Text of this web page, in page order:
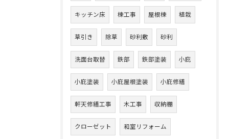
キッチン床 棟工事 屋根棟 植栽
草引き 除草 砂利敷 砂利
洗面台取替 鉄部 鉄部塗装 小庇
小庇塗装 小庇屋根塗装 小庇修繕
軒天修繕工事 木工事 収納棚
クローゼット 和室リフォーム